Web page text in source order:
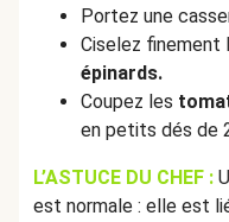
Portez une
Ciselez finement
épinards.
Coupez les
en petits dés de
L’ASTUCE DU CHEF :
est normale : elle est